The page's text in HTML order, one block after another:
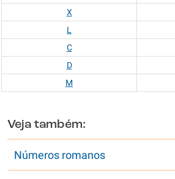
X
L
C
D
M
Veja também:
Números romanos